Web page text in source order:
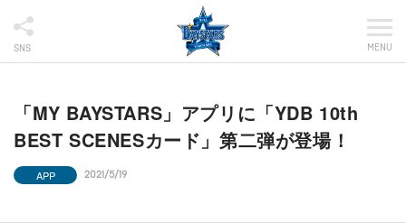
SNS MENU
「MY BAYSTARS」アプリに「YDB 10th
BEST SCENESカード」第二弾が登場！
APP 2021/5/19